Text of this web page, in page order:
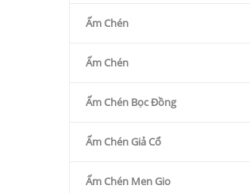
Ấm Chén
Ấm Chén
Ấm Chén Bọc Đồng
Ấm Chén Giả Cổ
Ấm Chén Men Gio